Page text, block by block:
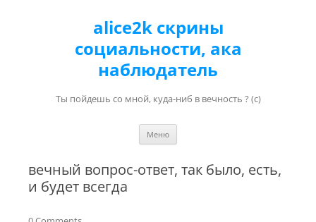
alice2k скрины
социальности, ака
наблюдатель
Ты пойдешь со мной, куда-ниб в вечность ? (с)
Меню
вечный вопрос-ответ, так было, есть,
и будет всегда